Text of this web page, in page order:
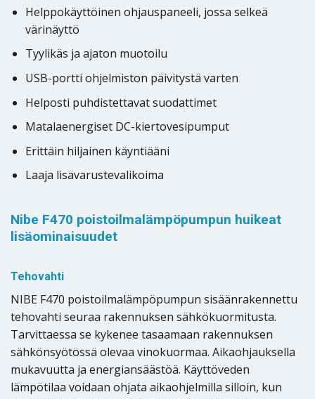
Helppokäyttöinen ohjauspaneeli, jossa selkeä
värinäyttö
Tyylikäs ja ajaton muotoilu
USB-portti ohjelmiston päivitystä varten
Helposti puhdistettavat suodattimet
Matalaenergiset DC-kiertovesipumput
Erittäin hiljainen käyntiääni
Laaja lisävarustevalikoima
Nibe F470 poistoilmalämpöpumpun huikeat
lisäominaisuudet
Tehovahti
NIBE F470 poistoilmalämpöpumpun sisäänrakennettu
tehovahti seuraa rakennuksen sähkökuormitusta.
Tarvittaessa se kykenee tasaamaan rakennuksen
sähkönsyötössä olevaa vinokuormaa. Aikaohjauksella
mukavuutta ja energiansäästöä. Käyttöveden
lämpötilaa voidaan ohjata aikaohjelmilla silloin, kun